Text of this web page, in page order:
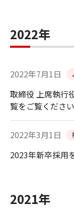
2022年
2022年7月1日
取締役 上席執行
覧をご覧ください
2022年3月1日
2023年新卒採用
2021年